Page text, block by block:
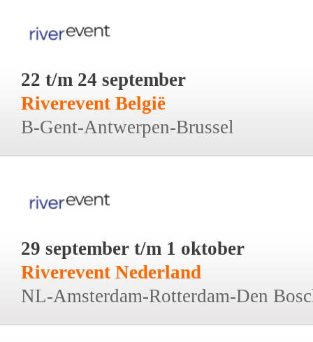
22 t/m 24 september
Riverevent België
B-Gent-Antwerpen-Brussel
29 september t/m 1 oktober
Riverevent Nederland
NL-Amsterdam-Rotterdam-Den